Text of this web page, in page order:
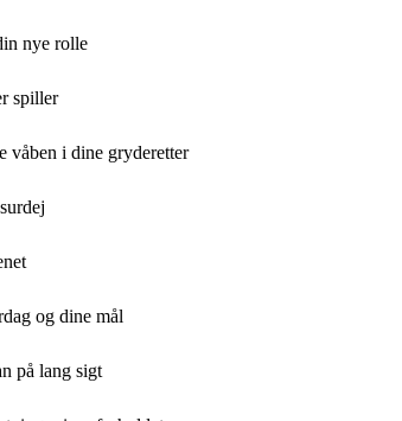
nye rolle
spiller
våben i dine gryderetter
og dine mål
på lang sigt